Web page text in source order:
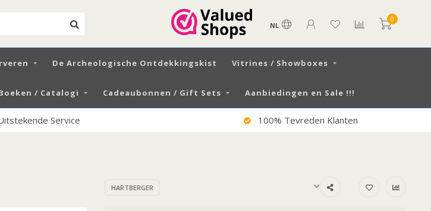
NL
0
De Archeologische Ontdekkingskist Vitrines / Showboxes
/ Catalogi Cadeaubonnen / Gift Sets Aanbiedingen en Sale !!!
100% Tevreden Klanten Verzending NL €6,50 / BE €7.99
HARTBERGER